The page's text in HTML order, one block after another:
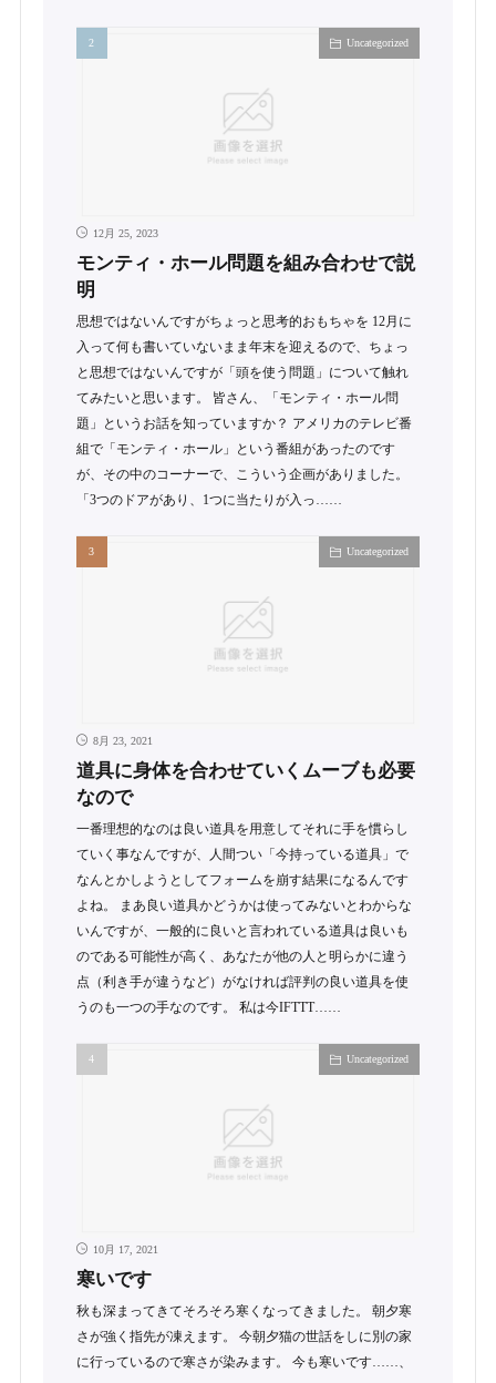
Uncategorized
12月 25, 2023
モンティ・ホール問題を組み合わせで説
明
思想ではないんですがちょっと思考的おもちゃを 12月に
入って何も書いていないまま年末を迎えるので、ちょっ
と思想ではないんですが「頭を使う問題」について触れ
てみたいと思います。 皆さん、「モンティ・ホール問
題」というお話を知っていますか？ アメリカのテレビ番
組で「モンティ・ホール」という番組があったのです
が、その中のコーナーで、こういう企画がありました。
「3つのドアがあり、1つに当たりが入っ……
Uncategorized
8月 23, 2021
道具に身体を合わせていくムーブも必要
なので
一番理想的なのは良い道具を用意してそれに手を慣らし
ていく事なんですが、人間つい「今持っている道具」で
なんとかしようとしてフォームを崩す結果になるんです
よね。 まあ良い道具かどうかは使ってみないとわからな
いんですが、一般的に良いと言われている道具は良いも
のである可能性が高く、あなたが他の人と明らかに違う
点（利き手が違うなど）がなければ評判の良い道具を使
うのも一つの手なのです。 私は今IFTTT……
Uncategorized
10月 17, 2021
寒いです
秋も深まってきてそろそろ寒くなってきました。 朝夕寒
さが強く指先が凍えます。 今朝夕猫の世話をしに別の家
に行っているので寒さが染みます。 今も寒いです……、